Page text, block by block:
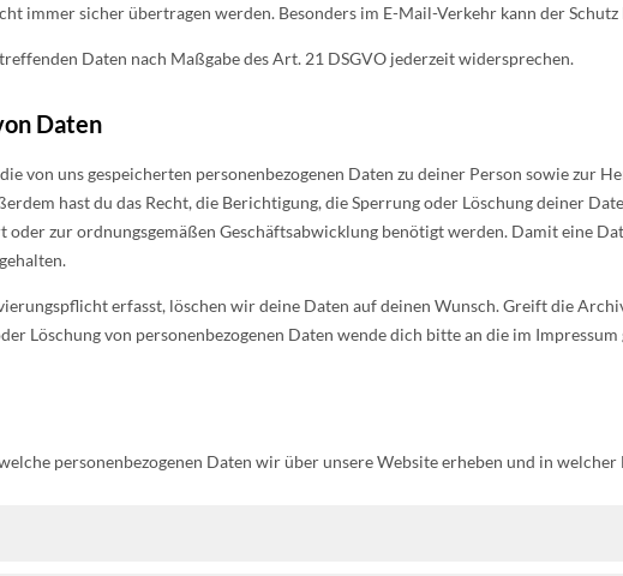
immer sicher übertragen werden. Besonders im E-Mail-Verkehr kann der
Daten nach Maßgabe des Art. 21 DSGVO jederzeit widersprechen.
Daten
von uns gespeicherten personenbezogenen Daten zu deiner Person sowie zur
hast du das Recht, die Berichtigung, die Sperrung oder Löschung deiner
zur ordnungsgemäßen Geschäftsabwicklung benötigt werden. Damit eine
erfasst, löschen wir deine Daten auf deinen Wunsch. Greift die
Löschung von personenbezogenen Daten wende dich bitte an die im Impressum
personenbezogenen Daten wir über unsere Website erheben und in